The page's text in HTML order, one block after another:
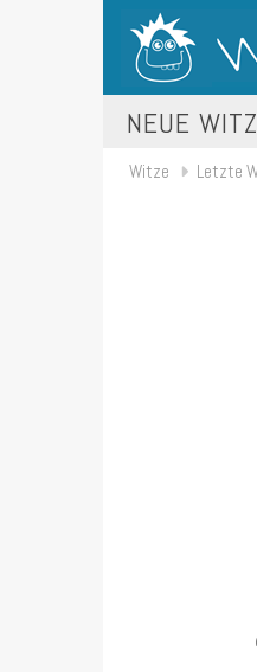
NEUE
Witze Letzte